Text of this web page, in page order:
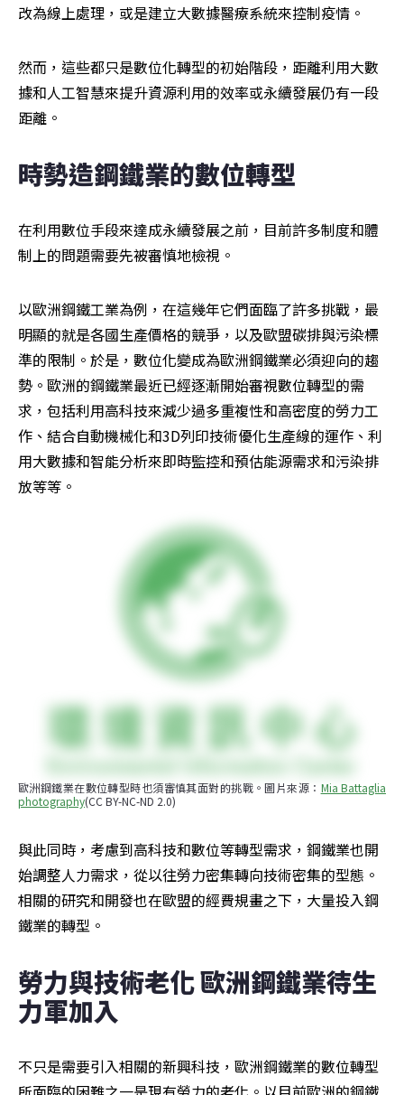
改為線上處理，或是建立大數據醫療系統來控制疫情。
然而，這些都只是數位化轉型的初始階段，距離利用大數
據和人工智慧來提升資源利用的效率或永續發展仍有一段
距離。
時勢造鋼鐵業的數位轉型
在利用數位手段來達成永續發展之前，目前許多制度和體
制上的問題需要先被審慎地檢視。
以歐洲鋼鐵工業為例，在這幾年它們面臨了許多挑戰，最
明顯的就是各國生產價格的競爭，以及歐盟碳排與污染標
準的限制。於是，數位化變成為歐洲鋼鐵業必須迎向的趨
勢。歐洲的鋼鐵業最近已經逐漸開始審視數位轉型的需
求，包括利用高科技來減少過多重複性和高密度的勞力工
作、結合自動機械化和3D列印技術優化生產線的運作、利
用大數據和智能分析來即時監控和預估能源需求和污染排
放等等。
歐洲鋼鐵業在數位轉型時也須審慎其面對的挑戰。圖片來源： Mia Battaglia
photography(CC BY-NC-ND 2.0)
與此同時，考慮到高科技和數位等轉型需求，鋼鐵業也開
始調整人力需求，從以往勞力密集轉向技術密集的型態。
相關的研究和開發也在歐盟的經費規畫之下，大量投入鋼
鐵業的轉型。
勞力與技術老化 歐洲鋼鐵業待生
力軍加入
不只是需要引入相關的新興科技，歐洲鋼鐵業的數位轉型